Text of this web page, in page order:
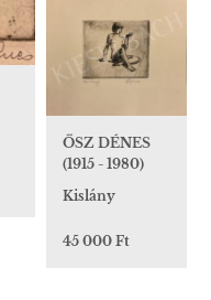
ŐSZ DÉNES
(1915 - 1980)
Kislány
45 000 Ft